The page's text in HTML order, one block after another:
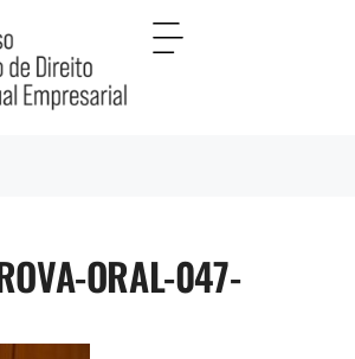
ORAL-047-